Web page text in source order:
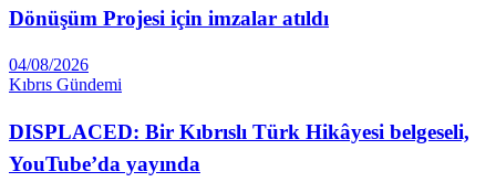
Dönüşüm Projesi için imzalar atıldı
04/08/2026
Kıbrıs Gündemi
DISPLACED: Bir Kıbrıslı Türk Hikâyesi belgeseli,
YouTube’da yayında